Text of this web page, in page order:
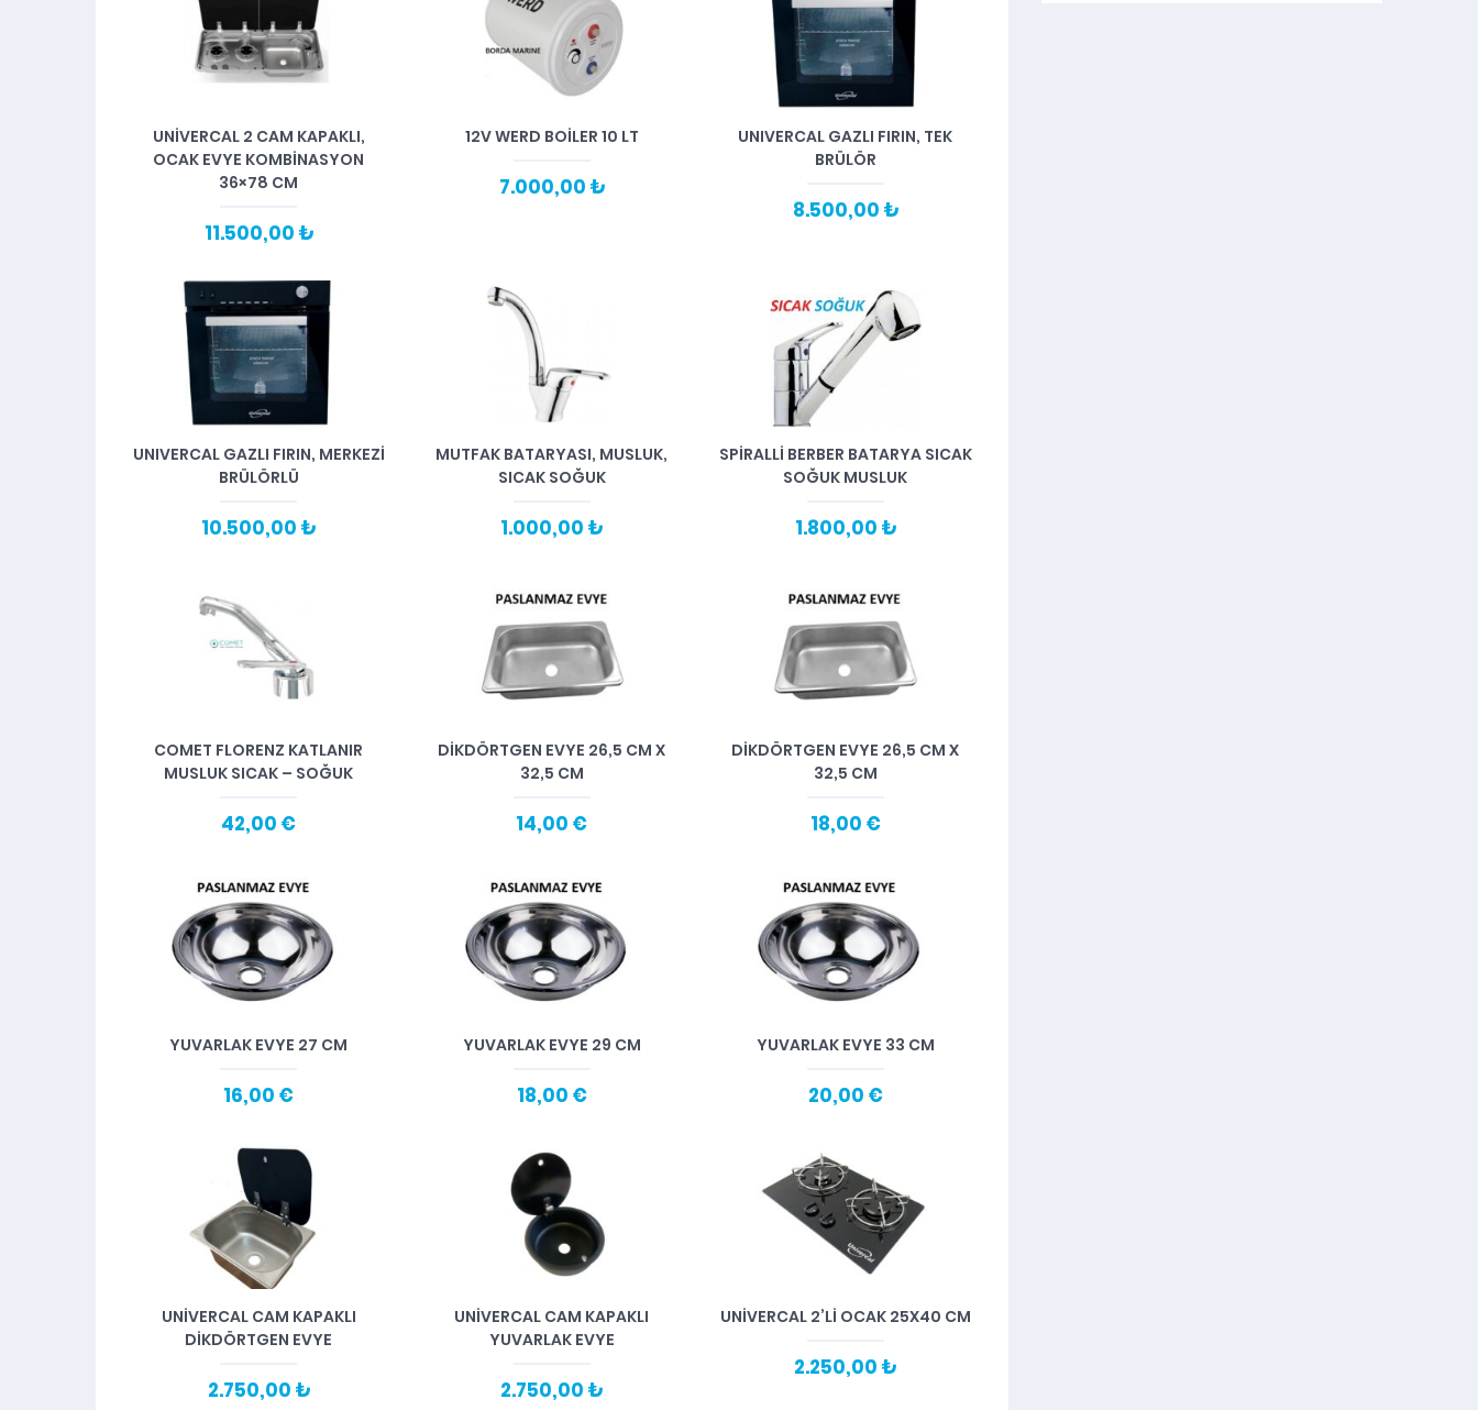
UNİVERCAL 2 CAM KAPAKLI,
OCAK EVYE KOMBİNASYON
36×78 CM
11.500,00 ₺
12V WERD BOİLER 10 LT
7.000,00 ₺
UNIVERCAL GAZLI FIRIN, TEK
BRÜLÖR
8.500,00 ₺
UNIVERCAL GAZLI FIRIN, MERKEZİ
BRÜLÖRLÜ
10.500,00 ₺
MUTFAK BATARYASI, MUSLUK,
SICAK SOĞUK
1.000,00 ₺
SPİRALLİ BERBER BATARYA SICAK
SOĞUK MUSLUK
1.800,00 ₺
COMET FLORENZ KATLANIR
MUSLUK SICAK – SOĞUK
42,00 €
DİKDÖRTGEN EVYE 26,5 CM X
32,5 CM
14,00 €
DİKDÖRTGEN EVYE 26,5 CM X
32,5 CM
18,00 €
YUVARLAK EVYE 27 CM
16,00 €
YUVARLAK EVYE 29 CM
18,00 €
YUVARLAK EVYE 33 CM
20,00 €
UNİVERCAL CAM KAPAKLI
DİKDÖRTGEN EVYE
2.750,00 ₺
UNİVERCAL CAM KAPAKLI
YUVARLAK EVYE
2.750,00 ₺
UNİVERCAL 2’Lİ OCAK 25X40 CM
2.250,00 ₺